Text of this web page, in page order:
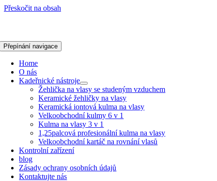
Přeskočit na obsah
Přepínání navigace
Home
O nás
Kadeřnické nástroje
Žehlička na vlasy se studeným vzduchem
Keramické žehličky na vlasy
Keramická iontová kulma na vlasy
Velkoobchodní kulmy 6 v 1
Kulma na vlasy 3 v 1
1,25palcová profesionální kulma na vlasy
Velkoobchodní kartáč na rovnání vlasů
Kontrolní zařízení
blog
Zásady ochrany osobních údajů
Kontaktujte nás